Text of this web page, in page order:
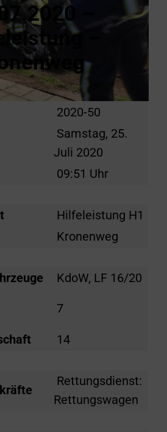
–
–
2020-50
Samstag, 25.
Juli 2020
09:51 Uhr
Hilfeleistung H1
Kronenweg
KdoW, LF 16/20
7
14
Rettungsdienst:
Rettungswagen